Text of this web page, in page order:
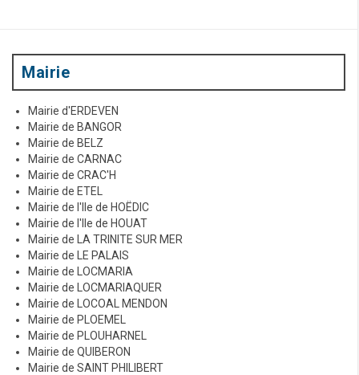
Mairie
Mairie d'ERDEVEN
Mairie de BANGOR
Mairie de BELZ
Mairie de CARNAC
Mairie de CRAC'H
Mairie de ETEL
Mairie de l'Ile de HOËDIC
Mairie de l'Ile de HOUAT
Mairie de LA TRINITE SUR MER
Mairie de LE PALAIS
Mairie de LOCMARIA
Mairie de LOCMARIAQUER
Mairie de LOCOAL MENDON
Mairie de PLOEMEL
Mairie de PLOUHARNEL
Mairie de QUIBERON
Mairie de SAINT PHILIBERT